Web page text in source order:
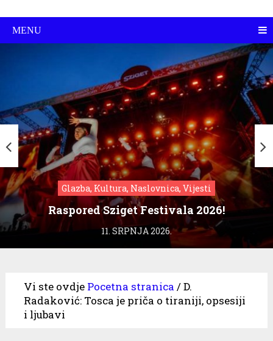
MENU
Glazba, Kultura, Naslovnica, Vijesti
Raspored Sziget Festivala 2026!
11. SRPNJA 2026.
Vi ste ovdje Pocetna stranica /D.
Radaković: Tosca je priča o tiraniji, opsesiji
i ljubavi